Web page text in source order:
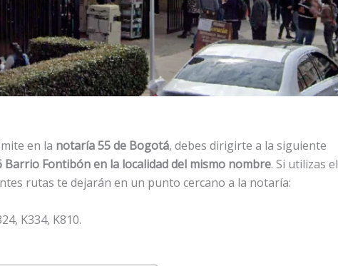
en la notaría 55 de Bogotá, debes dirigirte a la siguiente
Barrio Fontibón en la localidad del mismo nombre. Si utilizas el
rutas te dejarán en un punto cercano a la notaría:
K334, K810.